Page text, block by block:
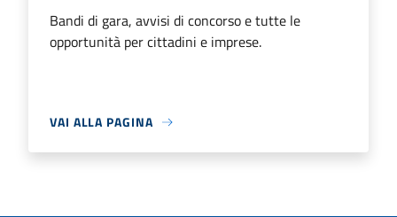
Bandi di gara, avvisi di concorso e tutte le
opportunità per cittadini e imprese.
VAI ALLA PAGINA